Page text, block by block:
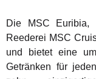
Die MSC Euribia,
Reederei MSC
und bietet eine
Getränken für